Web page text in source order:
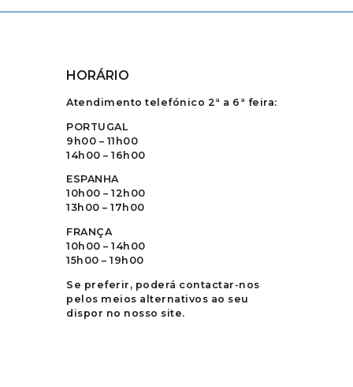
HORÁRIO
Atendimento telefónico 2ª a 6ª feira:
PORTUGAL
9h00 – 11h00
14h00 – 16h00
ESPANHA
10h00 – 12h00
13h00 – 17h00
FRANÇA
10h00 – 14h00
15h00 – 19h00
Se preferir, poderá contactar-nos
pelos meios alternativos ao seu
dispor no nosso site.